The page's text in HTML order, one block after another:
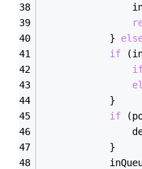
            }
if
            }
if
            }